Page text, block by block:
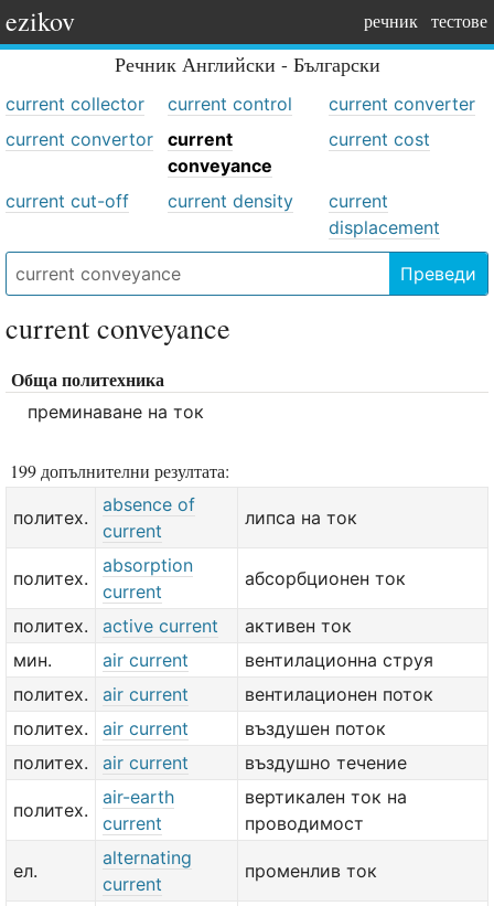
ezikov речник тестове
Речник Английски - Български
current collector current control
current converter
current convertor
current
conveyance
current cost
current cut-off current density
current
displacement
Преведи
current conveyance
Обща политехника
преминаване на ток
199 допълнителни резултата:
политех.
absence of
current
липса на ток
политех.
absorption
current
абсорбционен ток
политех. active current
активен ток
мин.
air current
вентилационна струя
политех.
air current
вентилационен поток
политех.
air current
въздушен поток
политех.
air current въздушно течение
политех.
air-earth
current
вертикален ток на
проводимост
ел.
alternating
current
променлив ток